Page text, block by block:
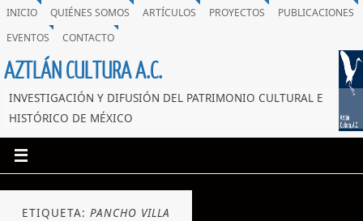
INICIO QUIÉNES SOMOS ARTÍCULOS PROYECTOS
PUBLICACIONES
EVENTOS
CONTACTO
AZTLÁN CULTURA A.C.
INVESTIGACIÓN Y DIFUSIÓN DEL PATRIMONIO CULTURAL E
HISTÓRICO DE MÉXICO
ETIQUETA: PANCHO VILLA